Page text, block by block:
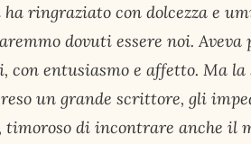
ringraziato con dolcezza e
dovuti essere noi. Aveva
entusiasmo e affetto. Ma la
un grande scrittore, gli
timoroso di incontrare anche il